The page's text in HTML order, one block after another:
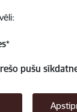
*
pušu